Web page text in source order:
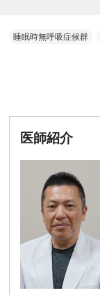
睡眠時無呼吸症候群
医師紹介